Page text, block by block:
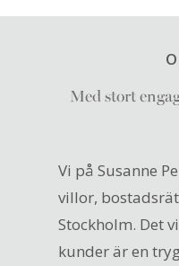
Med stort
Vi på Susanne
villor,
Stockholm. Det
kunder är en